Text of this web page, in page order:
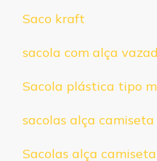
Saco kraft
sacola com alça
Sacola plástica tipo
sacolas alça camiseta
Sacolas alça